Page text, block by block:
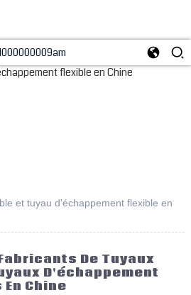
et tuyau d'échappement flexible en
De Tuyaux
D'échappement
Chine